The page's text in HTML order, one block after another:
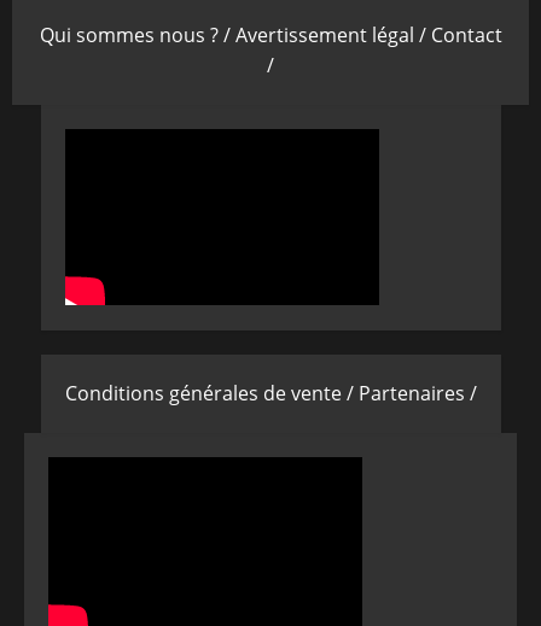
Qui sommes nous ? /Avertissement légal / Contact
/
Conditions générales de vente / Partenaires /